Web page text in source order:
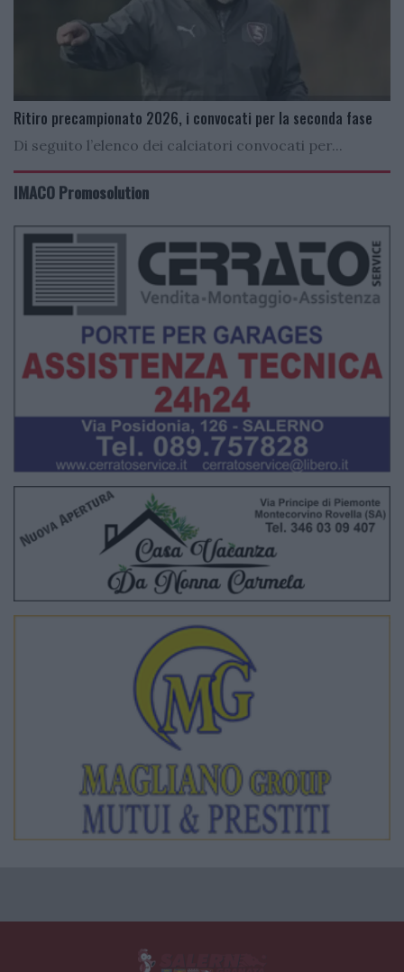
Ritiro precampionato 2026, i convocati per la seconda fase
Di seguito l’elenco dei calciatori convocati per...
IMACO Promosolution